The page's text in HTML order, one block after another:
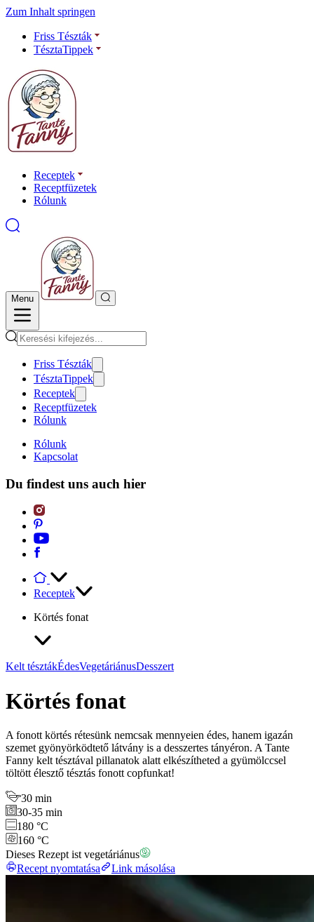
Zum Inhalt springen
Friss Tészták
TésztaTippek
Receptek
Receptfüzetek
Rólunk
Menu
Friss Tészták
TésztaTippek
Receptek
Receptfüzetek
Rólunk
Rólunk
Kapcsolat
Du findest uns auch hier
Receptek
Körtés fonat
Kelt tésztákÉdesVegetáriánusDesszert
Körtés fonat
A fonott körtés rétesünk nemcsak mennyeien édes, hanem igazán
szemet gyönyörködtető látvány is a desszertes tányéron. A Tante
Fanny kelt tésztával pillanatok alatt elkészítheted a gyümölccsel
töltött élesztő tésztás fonott copfunkat!
30 min
30-35 min
180 °C
160 °C
Dieses Rezept ist vegetáriánus
Recept nyomtatása
Link másolása